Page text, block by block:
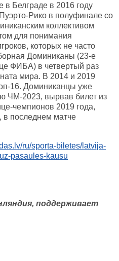
в Белграде в 2016 году
Рико в полуфинале со
коллективом
для понимания
которых не часто
Доминиканы (23-е
ФИБА) в четвертый раз
мира. В 2014 и 2019
16. Доминиканцы уже
ЧМ-2023, вырвав билет из
чемпионов 2019 года,
в последнем матче
ru/sporta-biletes/latvija-
pasaules-kausu
поддерживает